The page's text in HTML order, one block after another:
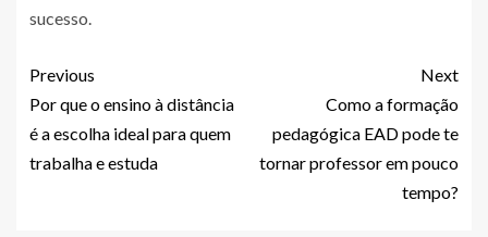
sucesso.
Previous
Por que o ensino à distância
é a escolha ideal para quem
trabalha e estuda
Next
Como a formação
pedagógica EAD pode te
tornar professor em pouco
tempo?